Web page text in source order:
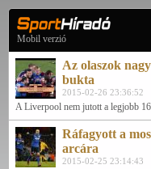
Mobil verzió
Az olaszok
bukta
2015-02-26 23:36:52
A Liverpool nem jutott a legjobb
Ráfagyott a
arcára
2015-02-25 23:14:43